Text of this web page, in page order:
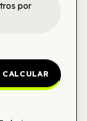
por
CALCULAR